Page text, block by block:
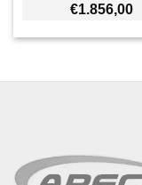
€1.856,00